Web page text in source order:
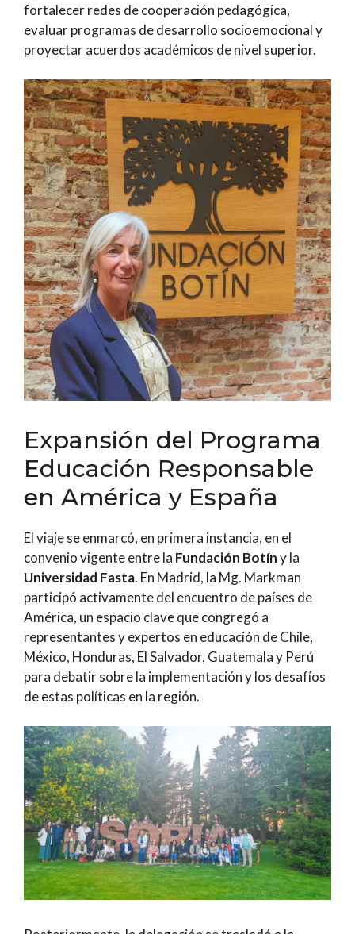
fortalecer redes de cooperación pedagógica,
evaluar programas de desarrollo socioemocional y
proyectar acuerdos académicos de nivel superior.
Expansión del Programa
Educación Responsable
en América y España
El viaje se enmarcó, en primera instancia, en el
convenio vigente entre la Fundación Botíny la
Universidad Fasta. En Madrid, la Mg. Markman
participó activamente del encuentro de países de
América, un espacio clave que congregó a
representantes y expertos en educación de Chile,
México, Honduras, El Salvador, Guatemala y Perú
para debatir sobre la implementación y los desafíos
de estas políticas en la región.